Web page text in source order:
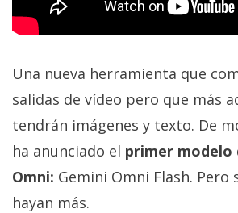
(CC) 2006-
2026.
derechos
Una nueva herramienta que
salidas de vídeo pero que más
tendrán imágenes y texto. De
ha anunciado el primer modelo
Omni: Gemini Omni Flash. Pero
hayan más.